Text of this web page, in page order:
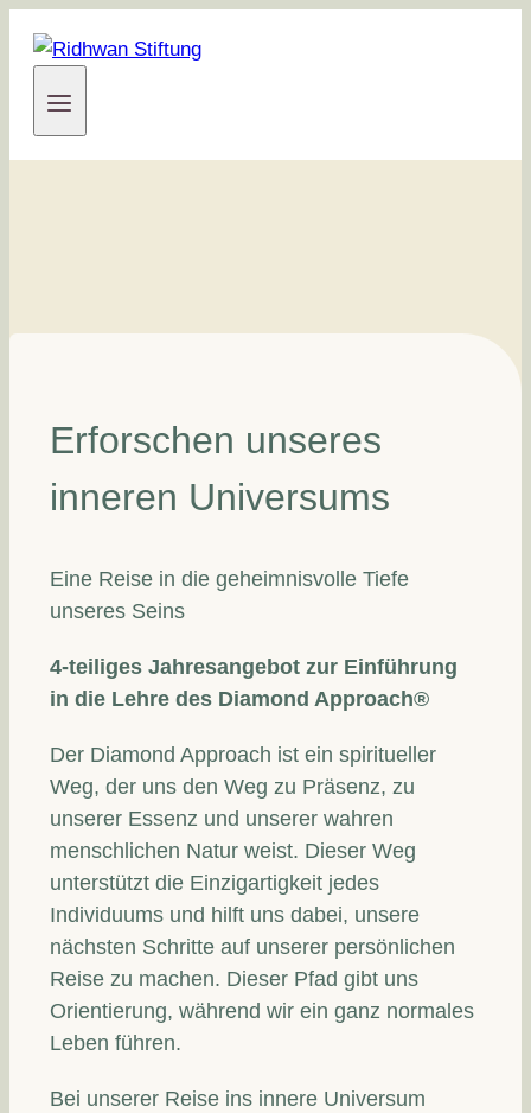
Inhalt
Erforschen unseres
inneren Universums
Eine Reise in die geheimnisvolle Tiefe
unseres Seins
4-teiliges Jahresangebot zur Einführung
in die Lehre des Diamond Approach®
Der Diamond Approach ist ein spiritueller
Weg, der uns den Weg zu Präsenz, zu
unserer Essenz und unserer wahren
menschlichen Natur weist. Dieser Weg
unterstützt die Einzigartigkeit jedes
Individuums und hilft uns dabei, unsere
nächsten Schritte auf unserer persönlichen
Reise zu machen. Dieser Pfad gibt uns
Orientierung, während wir ein ganz normales
Leben führen.
Bei unserer Reise ins innere Universum